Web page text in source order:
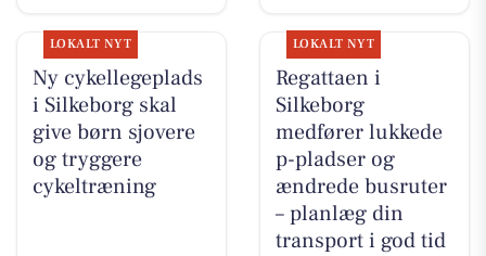
LOKALT NYT
Ny cykellegeplads
i Silkeborg skal
give børn sjovere
og tryggere
cykeltræning
LOKALT NYT
Regattaen i
Silkeborg
medfører lukkede
p-pladser og
ændrede busruter
– planlæg din
transport i god tid